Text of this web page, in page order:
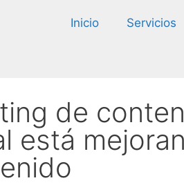
Inicio Servicios
de
está